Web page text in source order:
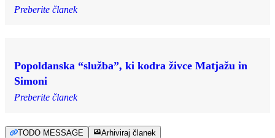
Preberite članek
Popoldanska “služba”, ki kodra živce Matjažu in
Simoni
Preberite članek
TODO MESSAGE Arhiviraj članek